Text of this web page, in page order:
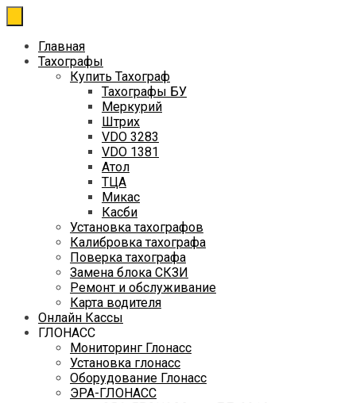
Перейти
к
содержимому
Главная
Тахографы
Купить Тахограф
Тахографы БУ
Меркурий
Штрих
VDO 3283
VDO 1381
Атол
ТЦА
Микас
Касби
Установка тахографов
Калибровка тахографа
Поверка тахографа
Замена блока СКЗИ
Ремонт и обслуживание
Карта водителя
Онлайн Кассы
ГЛОНАСС
Мониторинг Глонасс
Установка глонасс
Оборудование Глонасс
ЭРА-ГЛОНАСС